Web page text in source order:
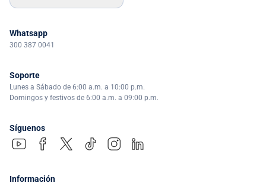
Whatsapp
300 387 0041
Soporte
Lunes a Sábado de 6:00 a.m. a 10:00 p.m.
Domingos y festivos de 6:00 a.m. a 09:00 p.m.
Síguenos
Información